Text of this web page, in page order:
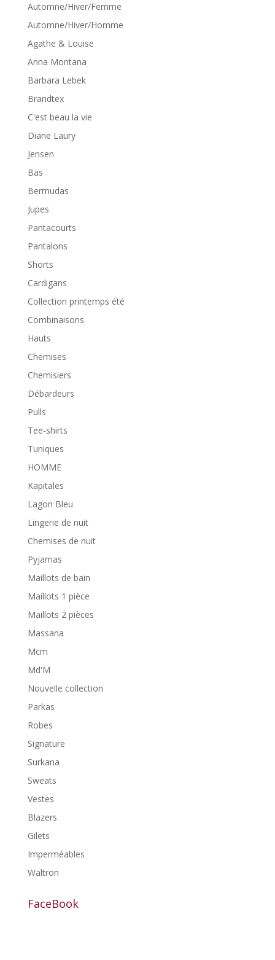
Automne/Hiver/Femme
Automne/Hiver/Homme
Agathe & Louise
Anna Montana
Barbara Lebek
Brandtex
C'est beau la vie
Diane Laury
Jensen
Bas
Bermudas
Jupes
Pantacourts
Pantalons
Shorts
Cardigans
Collection printemps été
Combinaisons
Hauts
Chemises
Chemisiers
Débardeurs
Pulls
Tee-shirts
Tuniques
HOMME
Kapitales
Lagon Bleu
Lingerie de nuit
Chemises de nuit
Pyjamas
Maillots de bain
Maillots 1 pièce
Maillots 2 pièces
Massana
Mcm
Md'M
Nouvelle collection
Parkas
Robes
Signature
Surkana
Sweats
Vestes
Blazers
Gilets
Imperméables
Waltron
FaceBook